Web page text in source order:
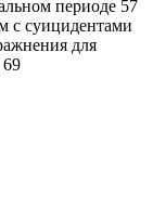
периоде 57
с суицидентами
для